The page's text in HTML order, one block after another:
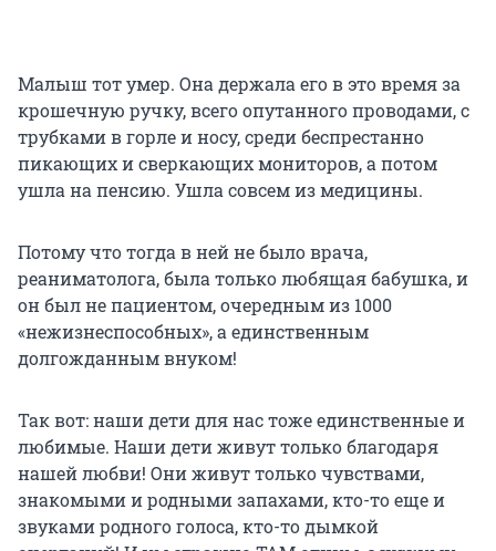
Малыш тот умер. Она держала его в это время за
крошечную ручку, всего опутанного проводами, с
трубками в горле и носу, среди беспрестанно
пикающих и сверкающих мониторов, а потом
ушла на пенсию. Ушла совсем из медицины.
Потому что тогда в ней не было врача,
реаниматолога, была только любящая бабушка, и
он был не пациентом, очередным из 1000
«нежизнеспособных», а единственным
долгожданным внуком!
Так вот: наши дети для нас тоже единственные и
любимые. Наши дети живут только благодаря
нашей любви! Они живут только чувствами,
знакомыми и родными запахами, кто-то еще и
звуками родного голоса, кто-то дымкой